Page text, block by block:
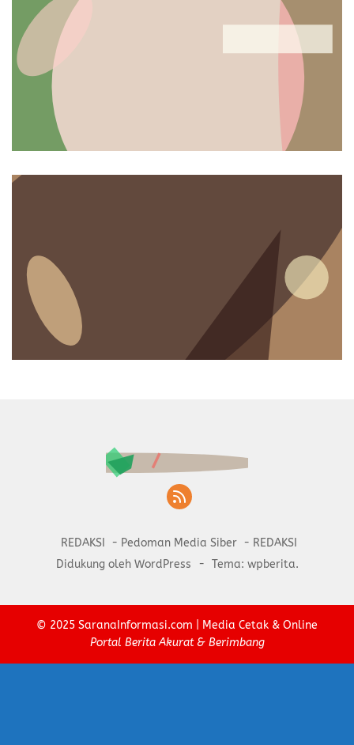
REDAKSI Pedoman Media Siber
REDAKSI
Didukung oleh WordPress
- Tema: wpberita.
© 2025 SaranaInformasi.com | Media Cetak & Online
Portal Berita Akurat & Berimbang